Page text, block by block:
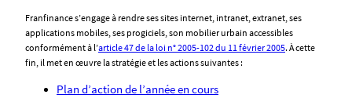
Franfinance s’engage à rendre ses sites internet, intranet, extranet, ses
applications mobiles, ses progiciels, son mobilier urbain accessibles
conformément à l’article 47 de la loi n° 2005-102 du 11 février 2005. À cette
fin, il met en œuvre la stratégie et les actions suivantes :
Plan d’action de l’année en cours